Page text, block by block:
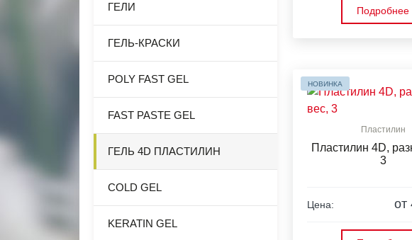
ГЕЛИ
ГЕЛЬ-КРАСКИ
POLY FAST GEL
FAST PASTE GEL
ГЕЛЬ 4D ПЛАСТИЛИН
COLD GEL
KERATIN GEL
Подробнее
НОВИНКА
Пластилин
Пластилин 4D,
3
Цена: от